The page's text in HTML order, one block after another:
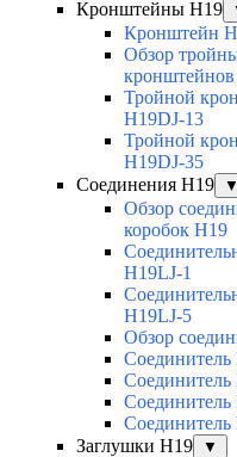
Кронштейны H19
Кронштейн
Обзор
Тройной
H19DJ-13
Тройной
H19DJ-35
Соединения H19
▼
Обзор
коробок H19
H19LJ-1
H19LJ-5
Обзор
Соединитель
Соединитель
Соединитель
Соединитель
Заглушки H19
▼